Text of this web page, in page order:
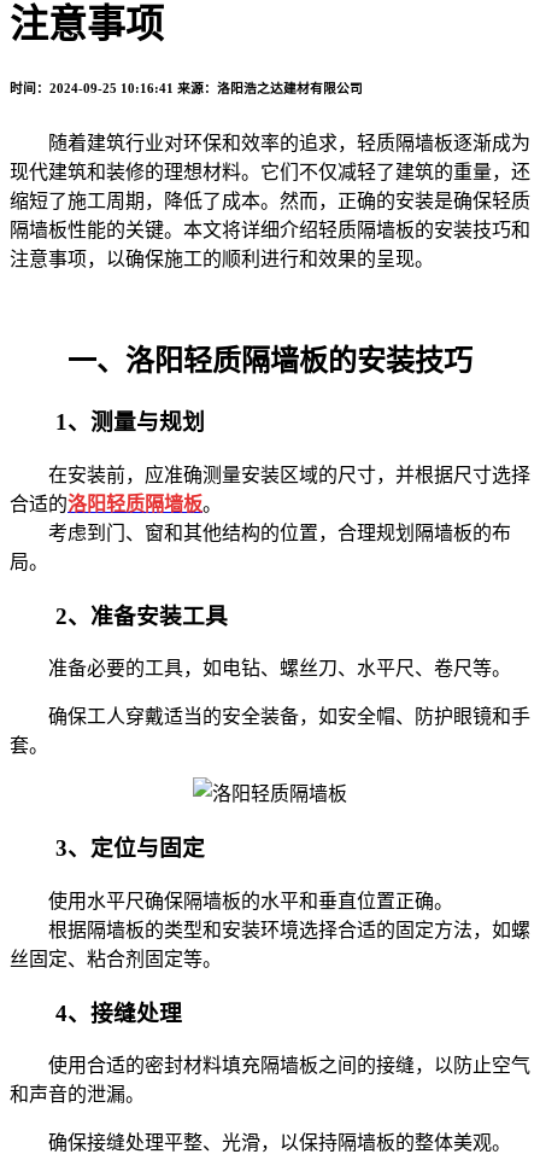
注意事项
时间：2024-09-25 10:16:41 来源：洛阳浩之达建材有限公司
随着建筑行业对环保和效率的追求，轻质隔墙板逐渐成为
现代建筑和装修的理想材料。它们不仅减轻了建筑的重量，还
缩短了施工周期，降低了成本。然而，正确的安装是确保轻质
隔墙板性能的关键。本文将详细介绍轻质隔墙板的安装技巧和
注意事项，以确保施工的顺利进行和效果的呈现。
一、洛阳轻质隔墙板的安装技巧
1、测量与规划
在安装前，应准确测量安装区域的尺寸，并根据尺寸选择
合适的洛阳轻质隔墙板。
考虑到门、窗和其他结构的位置，合理规划隔墙板的布
局。
2、准备安装工具
准备必要的工具，如电钻、螺丝刀、水平尺、卷尺等。
确保工人穿戴适当的安全装备，如安全帽、防护眼镜和手
套。
3、定位与固定
使用水平尺确保隔墙板的水平和垂直位置正确。
根据隔墙板的类型和安装环境选择合适的固定方法，如螺
丝固定、粘合剂固定等。
4、接缝处理
使用合适的密封材料填充隔墙板之间的接缝，以防止空气
和声音的泄漏。
确保接缝处理平整、光滑，以保持隔墙板的整体美观。